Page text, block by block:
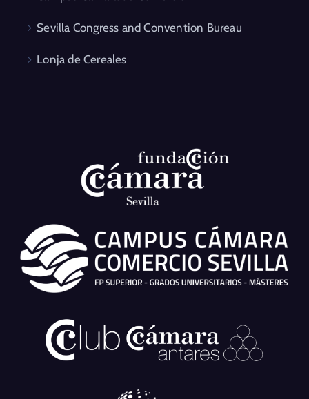
Sevilla Congress and Convention Bureau
Lonja de Cereales